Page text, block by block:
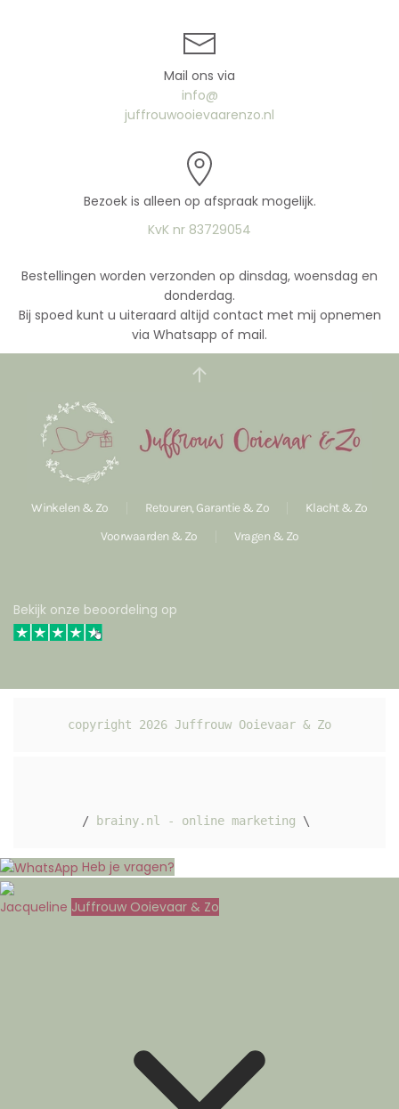
Mail ons via
info@
juffrouwooievaarenzo.nl
Bezoek is alleen op afspraak mogelijk.
KvK nr 83729054
Bestellingen worden verzonden op dinsdag, woensdag en
donderdag.
Bij spoed kunt u uiteraard altijd contact met mij opnemen
via Whatsapp of mail.
Winkelen & Zo Retouren, Garantie & Zo
Klacht & Zo
Voorwaarden & Zo
Vragen & Zo
Bekijk onze beoordeling op
copyright 2026 Juffrouw Ooievaar & Zo
/ brainy.nl - online marketing \
Heb je vragen?
Jacqueline Juffrouw Ooievaar & Zo